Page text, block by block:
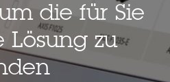
die für Sie
Lösung zu